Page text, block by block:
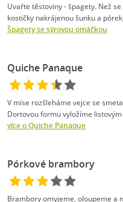
Uvařte těstoviny - špagety. Než
kostičky nakrájenou šunku a
Špagety se sýrovou omáčkou
Quiche Panaque
V míse rozšleháme vejce se
Dortovou formu vyložíme
více o Quiche Panaque
Pórkové brambory
Brambory omyjeme, oloupeme a